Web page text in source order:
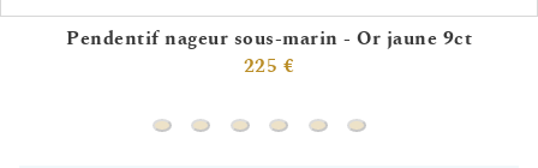
Pendentif nageur sous-marin - Or jaune 9ct
225 €
Pendentif nageur sous-marin - Or jaune 9ct
Pendentif plongeur (or blanc 18c
Pendentif raquette de tennis perle
Pendentif moto (or blanc 18ct)
Pendentif handball (or
Pendentif coureur -